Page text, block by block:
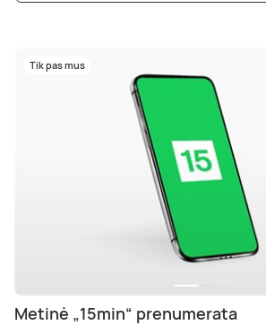
Tik pas mus
Metinė „15min“ prenumerata